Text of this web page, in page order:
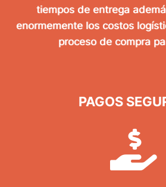
tiempos de entrega
enormemente los costos
proceso de compra
PAGOS